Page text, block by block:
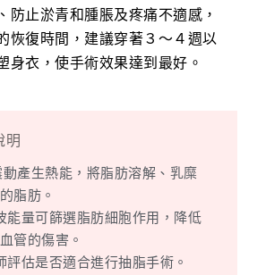
防止淤青和腫脹及疼痛不適感，
恢復時間，建議穿著３～４週以
身衣，使手術效果達到最好。
明
產生熱能，將脂肪溶解、乳糜
脂肪。
能量可篩選脂肪細胞作用，降低
管的傷害。
評估是否適合進行抽脂手術。